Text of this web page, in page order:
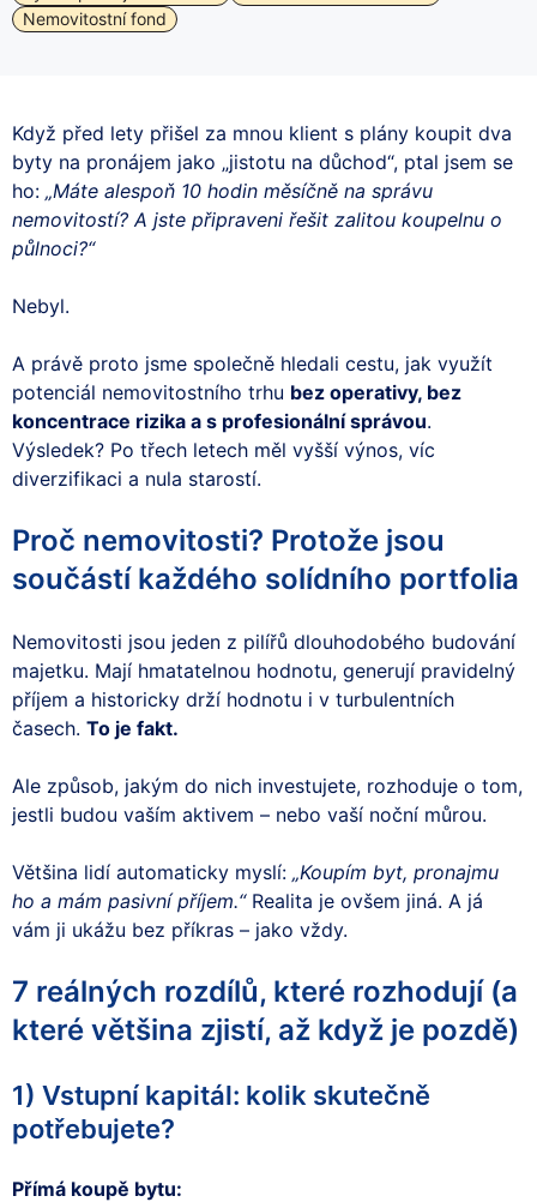
Nemovitostní fond
Když před lety přišel za mnou klient s plány koupit dva
byty na pronájem jako „jistotu na důchod“, ptal jsem se
ho: „Máte alespoň 10 hodin měsíčně na správu
nemovitostí? A jste připraveni řešit zalitou koupelnu o
půlnoci?“
Nebyl.
A právě proto jsme společně hledali cestu, jak využít
potenciál nemovitostního trhu bez operativy, bez
koncentrace rizika a s profesionální správou.
Výsledek? Po třech letech měl vyšší výnos, víc
diverzifikaci a nula starostí.
Proč nemovitosti? Protože jsou
součástí každého solídního portfolia
Nemovitosti jsou jeden z pilířů dlouhodobého budování
majetku. Mají hmatatelnou hodnotu, generují pravidelný
příjem a historicky drží hodnotu i v turbulentních
časech. To je fakt.
Ale způsob, jakým do nich investujete, rozhoduje o tom,
jestli budou vaším aktivem – nebo vaší noční můrou.
Většina lidí automaticky myslí: „Koupím byt, pronajmu
ho a mám pasivní příjem.“Realita je ovšem jiná. A já
vám ji ukážu bez příkras – jako vždy.
7 reálných rozdílů, které rozhodují (a
které většina zjistí, až když je pozdě)
1) Vstupní kapitál: kolik skutečně
potřebujete?
Přímá koupě bytu: